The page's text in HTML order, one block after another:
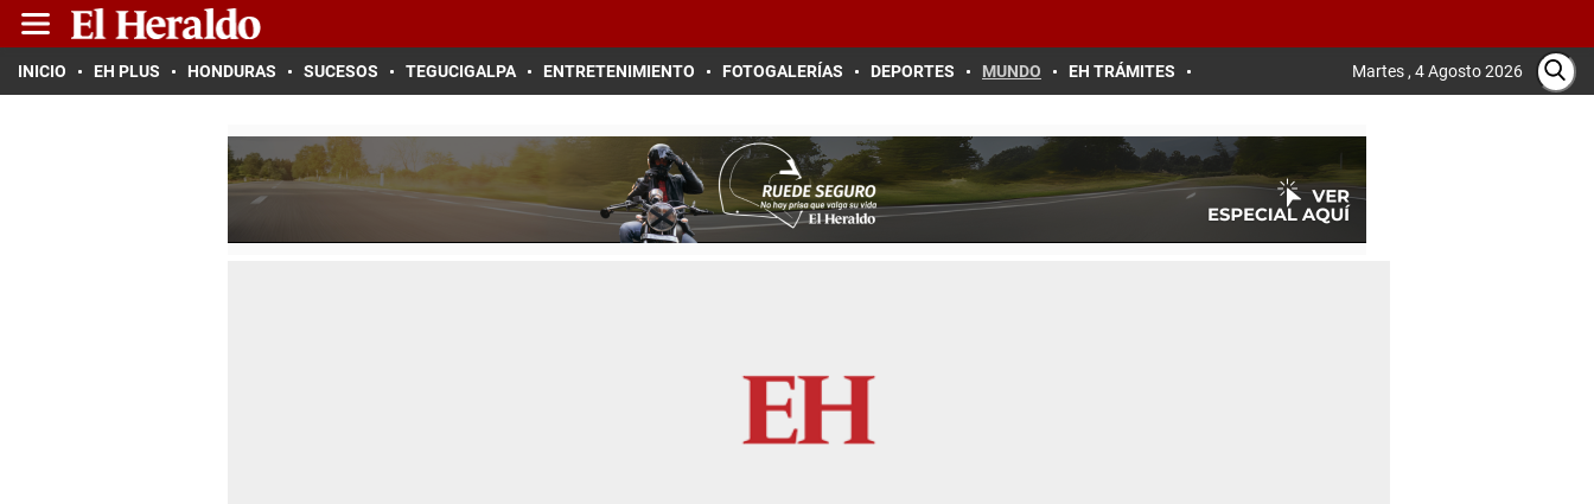
INICIO EH PLUS HONDURAS SUCESOS TEGUCIGALPA ENTRETENIMIENTO FOTOGALERÍAS DEPORTES MUNDO EH TRÁMITES Martes , 4 Agosto 2026